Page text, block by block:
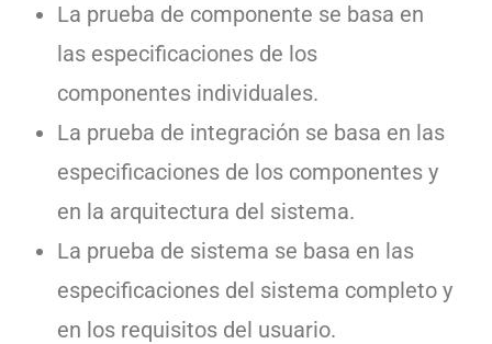
La prueba de componente se basa en
las especificaciones de los
componentes individuales.
La prueba de integración se basa en las
especificaciones de los componentes y
en la arquitectura del sistema.
La prueba de sistema se basa en las
especificaciones del sistema completo y
en los requisitos del usuario.